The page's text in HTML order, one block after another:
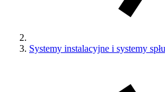
Systemy instalacyjne i systemy